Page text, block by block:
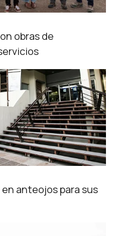
obras de
en anteojos para sus